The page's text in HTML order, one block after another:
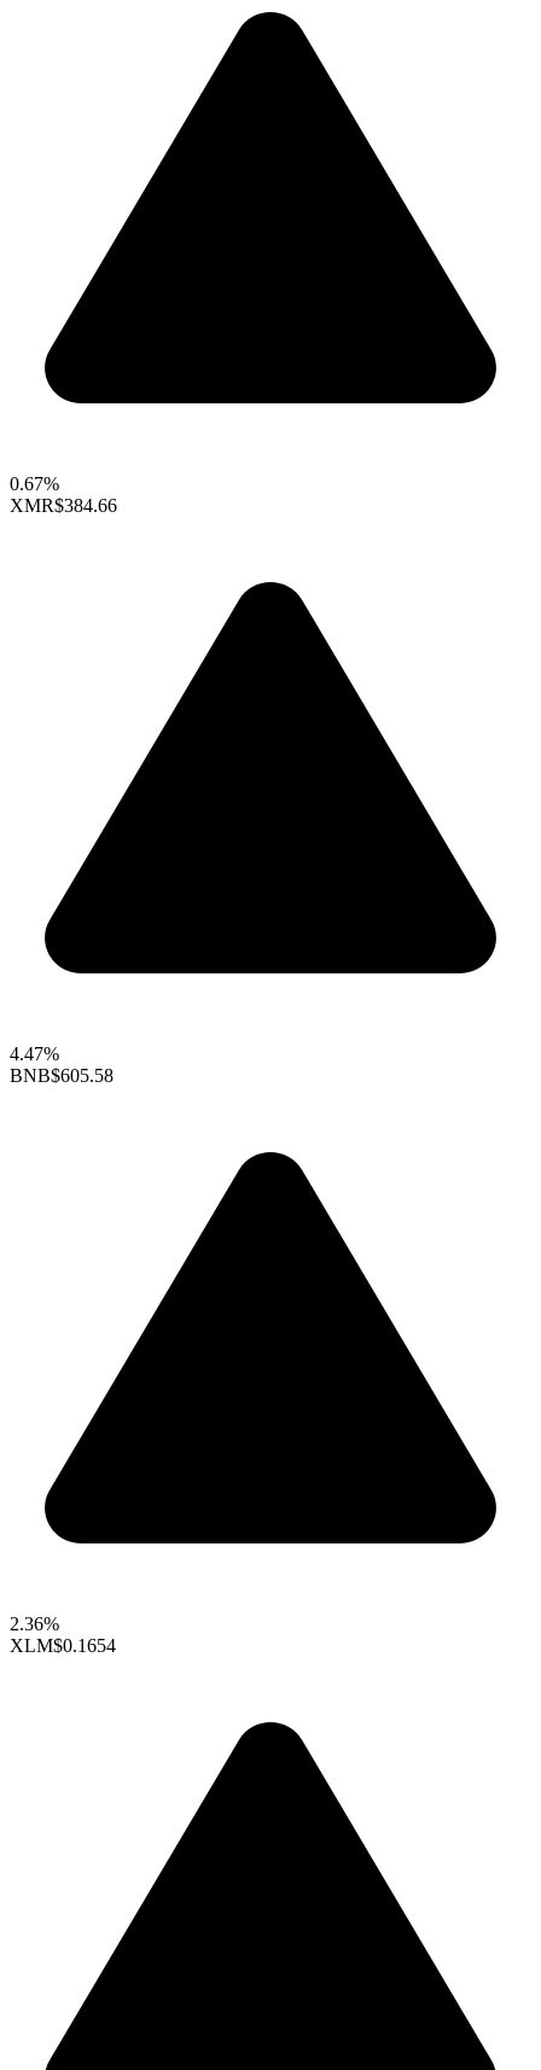
0.67%
XMR$384.66
4.47%
BNB$605.58
2.36%
XLM$0.1654